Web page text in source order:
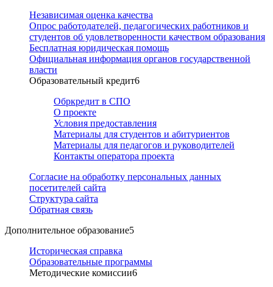
Независимая оценка качества
Опрос работодателей, педагогических работников и
студентов об удовлетворенности качеством образования
Бесплатная юридическая помощь
Официальная информация органов государственной
власти
Образовательный кредит6
Обркредит в СПО
О проекте
Условия предоставления
Материалы для студентов и абитуриентов
Материалы для педагогов и руководителей
Контакты оператора проекта
Согласие на обработку персональных данных
посетителей сайта
Структура сайта
Обратная связь
Дополнительное образование5
Историческая справка
Образовательные программы
Методические комиссии6